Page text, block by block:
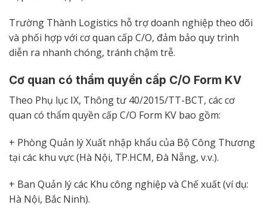
Trường Thành Logistics hỗ trợ doanh nghiệp theo dõi
và phối hợp với cơ quan cấp C/O, đảm bảo quy trình
diễn ra nhanh chóng, tránh chậm trễ.
Cơ quan có thẩm quyền cấp C/O Form KV
Theo Phụ lục IX, Thông tư 40/2015/TT-BCT, các cơ
quan có thẩm quyền cấp C/O Form KV bao gồm:
+ Phòng Quản lý Xuất nhập khẩu của Bộ Công Thương
tại các khu vực (Hà Nội, TP.HCM, Đà Nẵng, v.v.).
+ Ban Quản lý các Khu công nghiệp và Chế xuất (ví dụ:
Hà Nội, Bắc Ninh).